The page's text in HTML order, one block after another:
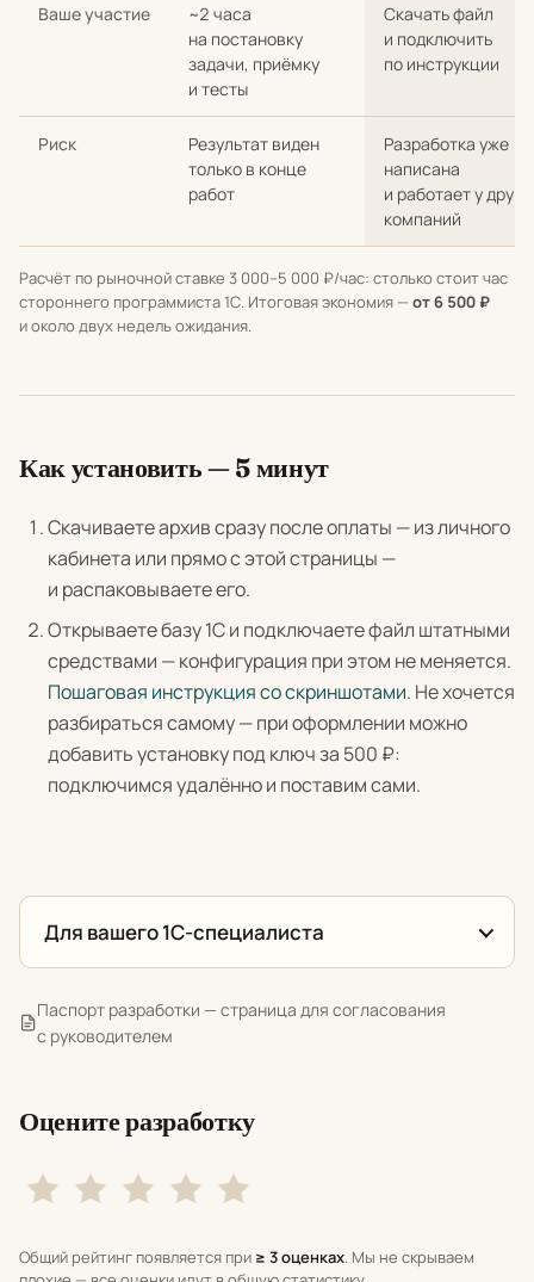
Ваше участие
~2 часа
на постановку
задачи, приёмку
и тесты
Скачать файл
и подключить
по инструкции
Риск
Результат виден
только в конце
работ
Разработка уже
написана
и работает у
компаний
Расчёт по рыночной ставке 3 000–5 000 ₽/час: столько стоит час
стороннего программиста 1С. Итоговая экономия —от 6 500 ₽
и около двух недель ожидания.
Как установить — 5 минут
Скачиваете архив сразу после оплаты — из личного
кабинета или прямо с этой страницы —
и распаковываете его.
Открываете базу 1С и подключаете файл штатными
средствами — конфигурация при этом не меняется.
Пошаговая инструкция со скриншотами. Не хочется
разбираться самому — при оформлении можно
добавить установку под ключ за 500 ₽:
подключимся удалённо и поставим сами.
Для вашего 1С-специалиста
Паспорт разработки — страница для согласования
с руководителем
Оцените разработку
Общий рейтинг появляется при ≥ 3 оценках. Мы не скрываем